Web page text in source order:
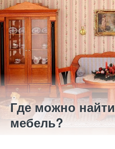
Где можно
мебель?